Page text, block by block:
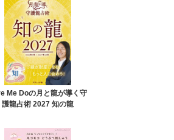
Me Doの月と龍が導く守
護龍占術 2027 知の龍